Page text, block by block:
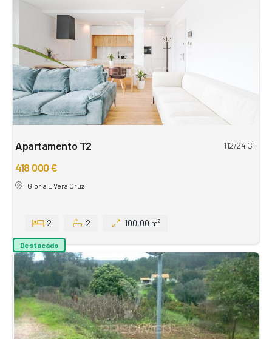
Apartamento T2 112/24 GF
418 000 €
Glória E Vera Cruz
2 2 100,00 m²
Destacado